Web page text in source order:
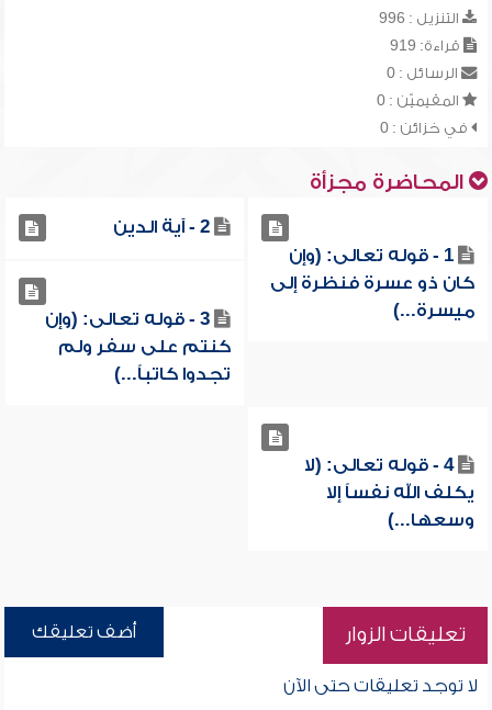
التنزيل : 996
قراءة: 919
الرسائل : 0
المقيميّن : 0
في خزائن : 0
المحاضرة مجزأة
1 - قوله تعالى: (وإن
كان ذو عسرة فنظرة إلى
ميسرة...)
2 - آية الدين
3 - قوله تعالى: (وإن
كنتم على سفر ولم
تجدوا كاتباً...)
4 - قوله تعالى: (لا
يكلف الله نفساً إلا
وسعها...)
تعليقات الزوار أضف تعليقك
لا توجد تعليقات حتى الآن